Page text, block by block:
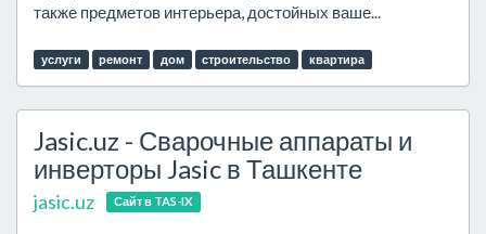
также предметов интерьера, достойных ваше...
услуги ремонт дом строительство квартира
Jasic.uz - Сварочные аппараты и
инверторы Jasic в Ташкенте
jasic.uz Сайт в TAS-IX